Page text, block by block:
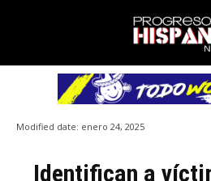
Modified date: enero 24, 2025
Identifican a